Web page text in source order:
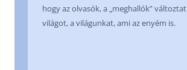
hogy az olvasók, a „meghallók”
világot, a világunkat, ami az enyém is.